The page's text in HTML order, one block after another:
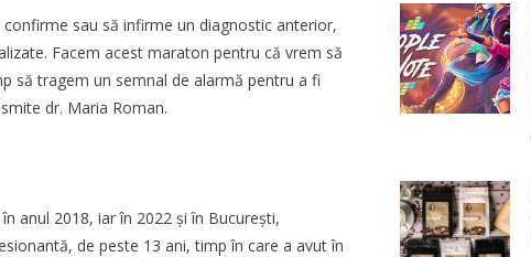
sau să infirme un diagnostic anterior,
Facem acest maraton pentru că vrem să
să tragem un semnal de alarmă pentru a fi
dr. Maria Roman.
anul 2018, iar în 2022 și în București,
de peste 13 ani, timp în care a avut în